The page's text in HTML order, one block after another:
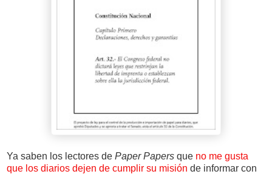
Ya saben los lectores de Paper Papers que no me gusta
que los diarios dejen de cumplir su misión de informar con